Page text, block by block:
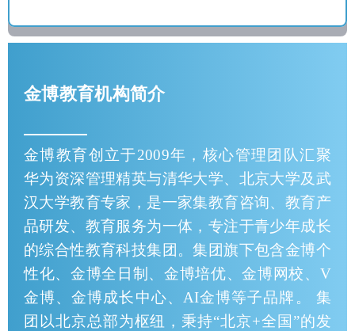
金博教育机构简介
金博教育创立于2009年，核心管理团队汇聚
华为资深管理精英与清华大学、北京大学及武
汉大学教育专家，是一家集教育咨询、教育产
品研发、教育服务为一体，专注于青少年成长
的综合性教育科技集团。集团旗下包含金博个
性化、金博全日制、金博培优、金博网校、V
金博、金博成长中心、AI金博等子品牌。 集
团以北京总部为枢纽，秉持“北京+全国”的发